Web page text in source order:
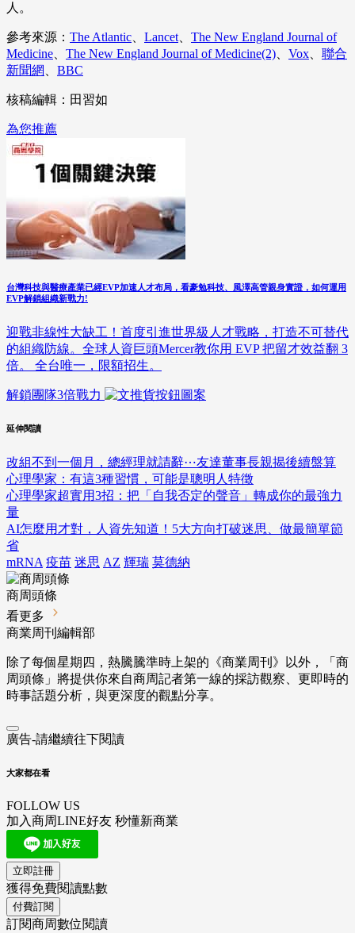
人。
參考來源： The Atlantic Lancet
The New England Journal of
Medicine
The New England Journal of Medicine(2) Vox
聯合
新聞網
BBC
核稿編輯：田習如
為您推薦
台灣科技與醫療產業已經EVP加速人才布局，看豪勉科技、風澤高管親身實證，如何運用
EVP解鎖組織新戰力!
迎戰非線性大缺工！首度引進世界級人才戰略，打造不可替代
的組織防線。全球人資巨頭Mercer教你用 EVP 把留才效益翻 3
倍。 全台唯一，限額招生。
解鎖團隊3倍戰力
延伸閱讀
改組不到一個月，總經理就請辭⋯友達董事長親揭後續盤算
心理學家：有這3種習慣，可能是聰明人特徵
心理學家超實用3招：把「自我否定的聲音」轉成你的最強力
量
AI怎麼用才對，人資先知道！5大方向打破迷思、做最簡單節
省
mRNA 疫苗 迷思 AZ 輝瑞 莫德納
商周頭條
看更多
商業周刊編輯部
除了每個星期四，熱騰騰準時上架的《商業周刊》以外，「商
周頭條」將提供你來自商周記者第一線的採訪觀察、 更即時的
時事話題分析，與更深度的觀點分享。
廣告-請繼續往下閱讀
大家都在看
FOLLOW US
加入商周LINE好友 秒懂新商業
立即註冊
獲得免費閱讀點數
付費訂閱
訂閱商周數位閱讀